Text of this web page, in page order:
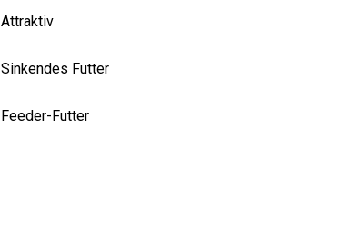
Attraktiv
Sinkendes Futter
Feeder-Futter